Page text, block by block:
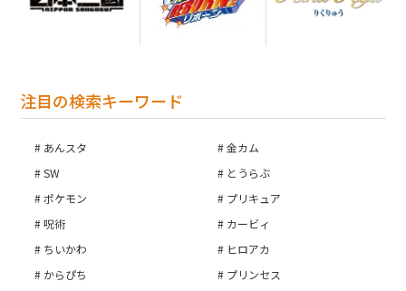
注目の検索キーワード
あんスタ
金カム
SW
とうらぶ
ポケモン
プリキュア
呪術
カービィ
ちいかわ
ヒロアカ
からぴち
プリンセス
カートへ進む